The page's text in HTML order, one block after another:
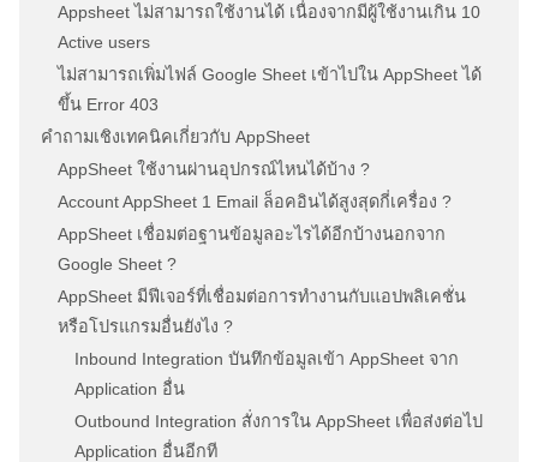
Appsheet ไม่สามารถใช้งานได้ เนื่องจากมีผู้ใช้งานเกิน 10
Active users
ไม่สามารถเพิ่มไฟล์ Google Sheet เข้าไปใน AppSheet ได้
ขึ้น Error 403
คำถามเชิงเทคนิคเกี่ยวกับ AppSheet
AppSheet ใช้งานผ่านอุปกรณ์ไหนได้บ้าง ?
Account AppSheet 1 Email ล็อคอินได้สูงสุดกี่เครื่อง ?
AppSheet เชื่อมต่อฐานข้อมูลอะไรได้อีกบ้างนอกจาก
Google Sheet ?
AppSheet มีฟีเจอร์ที่เชื่อมต่อการทำงานกับแอปพลิเคชั่น
หรือโปรแกรมอื่นยังไง ?
Inbound Integration บันทึกข้อมูลเข้า AppSheet จาก
Application อื่น
Outbound Integration สั่งการใน AppSheet เพื่อส่งต่อไป
Application อื่นอีกที